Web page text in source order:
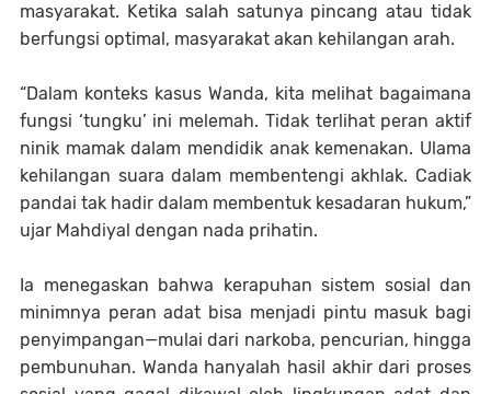
masyarakat. Ketika salah satunya pincang atau tidak
berfungsi optimal, masyarakat akan kehilangan arah.
“Dalam konteks kasus Wanda, kita melihat bagaimana
fungsi ‘tungku’ ini melemah. Tidak terlihat peran aktif
ninik mamak dalam mendidik anak kemenakan. Ulama
kehilangan suara dalam membentengi akhlak. Cadiak
pandai tak hadir dalam membentuk kesadaran hukum,”
ujar Mahdiyal dengan nada prihatin.
Ia menegaskan bahwa kerapuhan sistem sosial dan
minimnya peran adat bisa menjadi pintu masuk bagi
penyimpangan—mulai dari narkoba, pencurian, hingga
pembunuhan. Wanda hanyalah hasil akhir dari proses